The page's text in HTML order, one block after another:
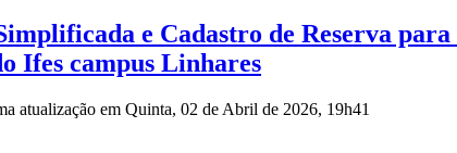
e Cadastro de Reserva
Ifes campus Linhares
atualização em Quinta, 02 de Abril de 2026, 19h41